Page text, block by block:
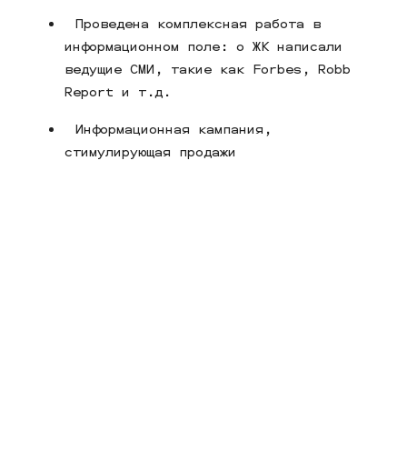
Проведена комплексная работа в
информационном поле: о ЖК написали
ведущие СМИ, такие как Forbes, Robb
Report и т.д.
Информационная кампания,
стимулирующая продажи